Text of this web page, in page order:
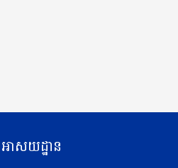
អាសយដ្ឋាន